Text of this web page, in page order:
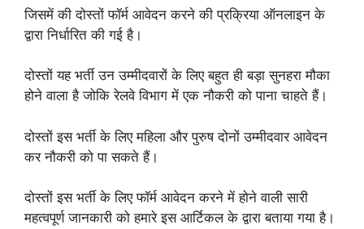
जिसमें की दोस्तों फॉर्म आवेदन करने की प्रक्रिया ऑनलाइन के
द्वारा निर्धारित की गई है।
दोस्तों यह भर्ती उन उम्मीदवारों के लिए बहुत ही बड़ा सुनहरा मौका
होने वाला है जोकि रेलवे विभाग में एक नौकरी को पाना चाहते हैं।
दोस्तों इस भर्ती के लिए महिला और पुरुष दोनों उम्मीदवार आवेदन
कर नौकरी को पा सकते हैं।
दोस्तों इस भर्ती के लिए फॉर्म आवेदन करने में होने वाली सारी
महत्वपूर्ण जानकारी को हमारे इस आर्टिकल के द्वारा बताया गया है।